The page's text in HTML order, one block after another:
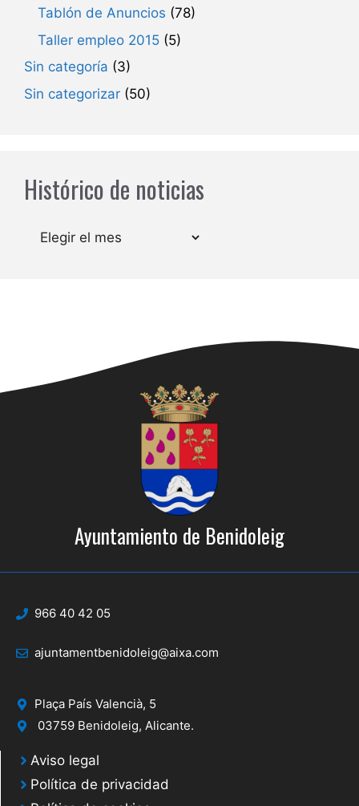
Tablón de Anuncios (78)
Taller empleo 2015 (5)
Sin categoría (3)
Sin categorizar (50)
Histórico de noticias
Archivos
Ayuntamiento de Benidoleig
966 40 42 05
ajuntamentbenidoleig@aixa.com
Plaça País Valencià, 5
03759 Benidoleig, Alicante.
Aviso legal
Política de privacidad